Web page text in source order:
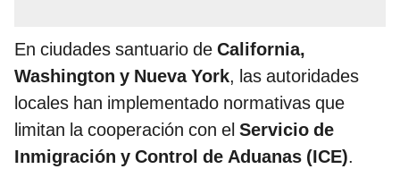
En ciudades santuario de California,
Washington y Nueva York, las autoridades
locales han implementado normativas que
limitan la cooperación con el Servicio de
Inmigración y Control de Aduanas (ICE).